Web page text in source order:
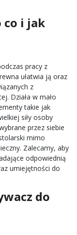
co i jak
pracy z
ułatwia ją oraz
z
Działa w mało
takie jak
siły osoby
przez siebie
mimo
Zalecamy, aby
odpowiednią
umiejętności do
do